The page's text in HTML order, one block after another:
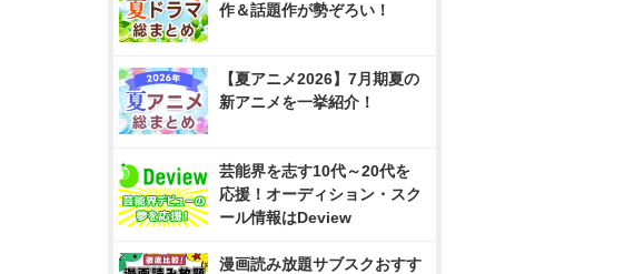
作＆話題作が勢ぞろい！
【夏アニメ2026】7月期夏の
新アニメを一挙紹介！
芸能界を志す10代～20代を
応援！オーディション・スク
ール情報はDeview
漫画読み放題サブスクおすす